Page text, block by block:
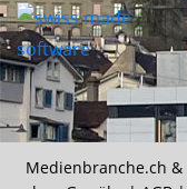
Medienbranche.ch &